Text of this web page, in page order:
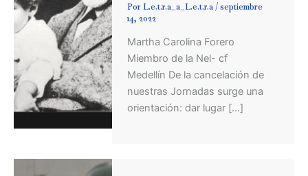
Por L.e.t.r.a_a_L.e.t.r.a / septiembre
14, 2022
Martha Carolina Forero
Miembro de la Nel- cf
Medellín De la cancelación de
nuestras Jornadas surge una
orientación: dar lugar […]